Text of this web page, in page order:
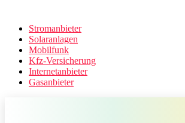
Stromanbieter
Solaranlagen
Mobilfunk
Kfz-Versicherung
Internetanbieter
Gasanbieter